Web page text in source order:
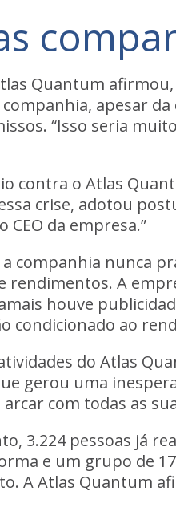
Quantum
apesar
. “Isso seria
contra o Atlas
crise, adotou
da empresa.”
companhia nunca
rendimentos. A
houve
condicionado ao
do Atlas
gerou uma
com todas as
3.224 pessoas já
e um grupo de
. A Atlas Quantum